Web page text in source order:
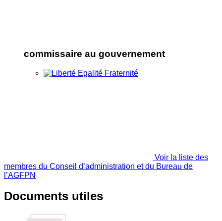
commissaire au gouvernement
Voir la liste des
membres du Conseil d’administration et du Bureau de
l’AGFPN
Documents utiles